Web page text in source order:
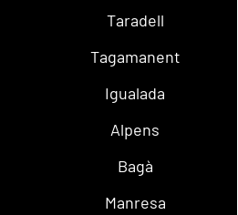
Taradell
Tagamanent
Igualada
Alpens
Bagà
Manresa